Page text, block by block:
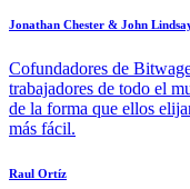
Jonathan Chester & John
Cofundadores de
trabajadores de todo el
de la forma que ellos
más fácil.
Raul Ortíz